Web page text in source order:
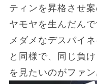
ティンを昇格させ
ヤモヤを生んだん
メダメなデスパイ
と同様で、同じ負
を見たいのがファ